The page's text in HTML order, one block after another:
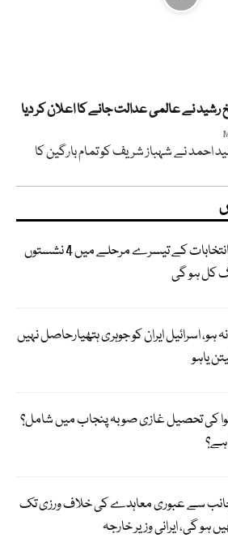
نے عالمی عدالت جانے کا اعلان کر دیا
احمد نے شہباز شریف کو تمام بارگین کا
آزاد کشمیر انتخابات کے تیسرے مرحلے میں 4 نشستوں
کل ہو گی
ہو، اسرائیل ایران کو جوہری ہتھیارحاصل نہیں
یاہو
کی تحصیل غازی صوبہ پنجاب میں شامل؟
سے عبوری معاہدے کی خلاف ورزی تک
ہو گی، ایرانی وزیر خارجہ